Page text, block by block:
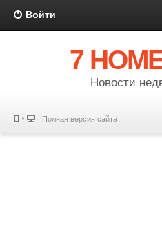
Войти
7
Новости
Полная версия сайта